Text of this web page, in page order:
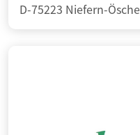
D-75223 Niefern-